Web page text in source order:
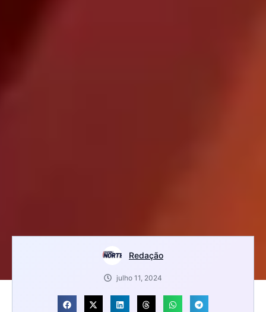
Redação
julho 11, 2024